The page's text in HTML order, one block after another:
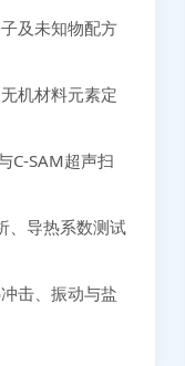
及未知物配方
机材料元素定
C-SAM超声扫
、导热系数测试
击、振动与盐
交EMC报价需求
提交可靠性测试需求